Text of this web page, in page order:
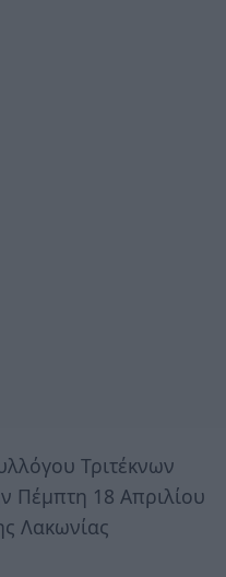
Τριτέκνων
Πέμπτη 18 Απριλίου
Λακωνίας